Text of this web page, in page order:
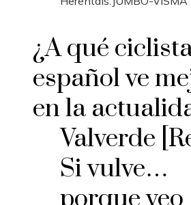
¿A qué
español ve
en la
Valverde
Si vulve…
porque veo